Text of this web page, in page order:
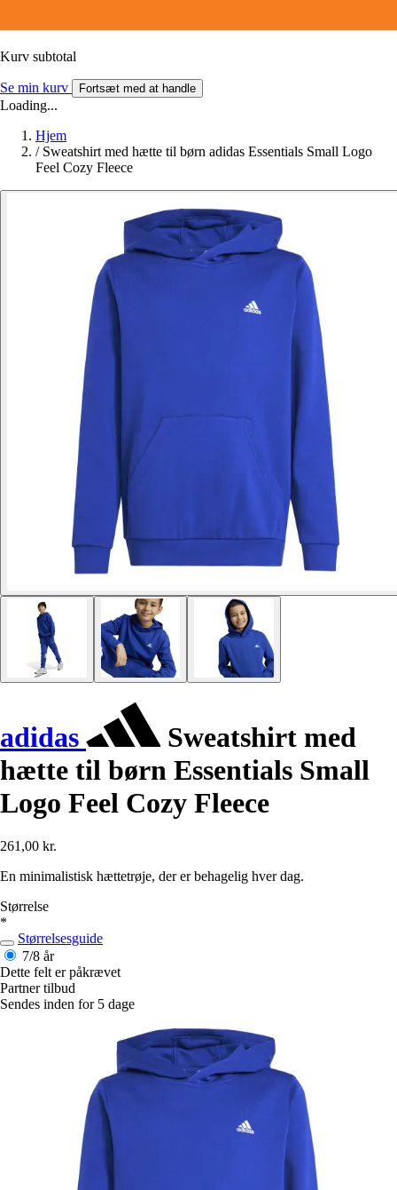
Kurv subtotal
Se min kurv Fortsæt med at handle
Loading...
Hjem
/ Sweatshirt med hætte til børn adidas Essentials Small Logo
Feel Cozy Fleece
adidas
Sweatshirt med
hætte til børn Essentials Small
Logo Feel Cozy Fleece
261,00 kr.
En minimalistisk hættetrøje, der er behagelig hver dag.
Størrelse
*
Størrelsesguide
7/8 år
Dette felt er påkrævet
Partner tilbud
Sendes inden for 5 dage